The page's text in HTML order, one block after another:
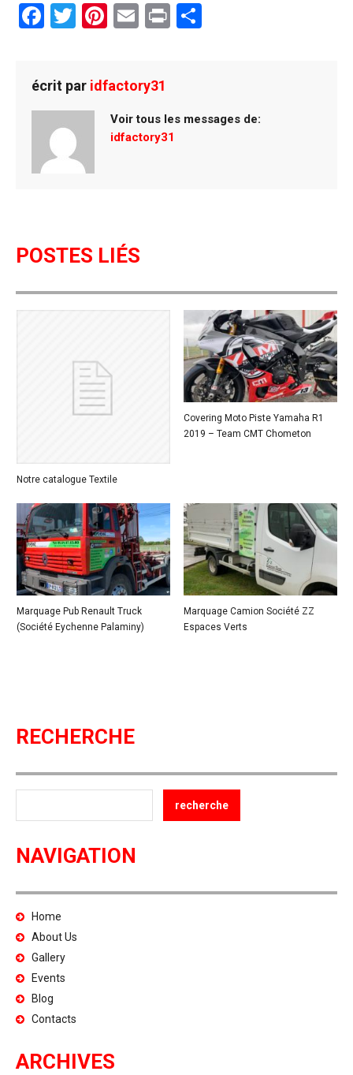
F
b
o
o
k
T
er
Pi
es
t
E
Pr
er
écrit par idfactory31
Voir tous les messages de:
idfactory31
POSTES LIÉS
Notre catalogue Textile
Covering Moto Piste Yamaha R1
2019 – Team CMT Chometon
Marquage Pub Renault Truck
(Société Eychenne Palaminy)
Marquage Camion Société ZZ
Espaces Verts
RECHERCHE
NAVIGATION
Home
About Us
Gallery
Events
Blog
Contacts
ARCHIVES